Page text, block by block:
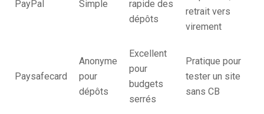
PayPal Simple
rapide des
dépôts
retrait vers
virement
Paysafecard
Anonyme
pour
dépôts
Excellent
pour
budgets
serrés
Pratique pour
tester un site
sans CB